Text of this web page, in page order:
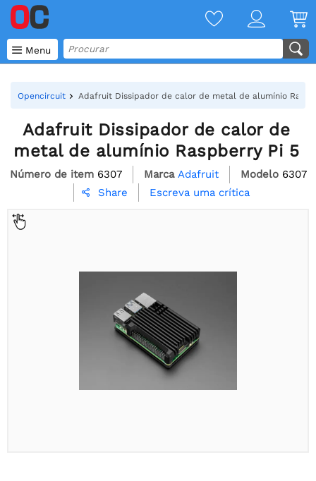
 Menu
Opencircuit Adafruit Dissipador de calor de metal de alumínio
Adafruit Dissipador de calor de
metal de alumínio Raspberry Pi 5
Número de item 6307 Marca Adafruit Modelo 6307
 Share Escreva uma crítica